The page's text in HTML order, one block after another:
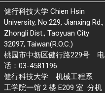
健行科技大学 Chien Hsin
University, No.229, Jianxing Rd.,
Zhongli Dist., Taoyuan City
32097, Taiwan(R.O.C.)
桃园市中坜区健行路229号 电
话：03-4581196
健行科技大学 机械工程系
工学院一馆 2 楼 E209 室 分机